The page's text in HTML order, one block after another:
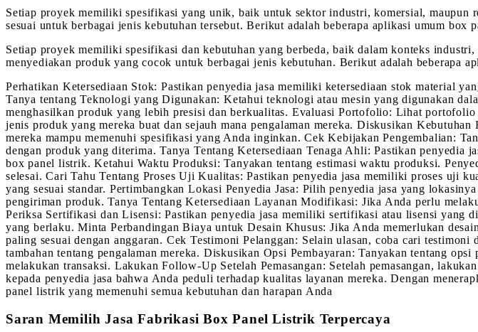
Setiap proyek memiliki spesifikasi yang unik, baik untuk sektor industri, komersial,
sesuai untuk berbagai jenis kebutuhan tersebut. Berikut adalah beberapa aplikasi umum box
Setiap proyek memiliki spesifikasi dan kebutuhan yang berbeda, baik dalam konteks
menyediakan produk yang cocok untuk berbagai jenis kebutuhan. Berikut adalah beberapa
Perhatikan Ketersediaan Stok: Pastikan penyedia jasa memiliki ketersediaan stok material
Tanya tentang Teknologi yang Digunakan: Ketahui teknologi atau mesin yang digunakan
menghasilkan produk yang lebih presisi dan berkualitas. Evaluasi Portofolio: Lihat
jenis produk yang mereka buat dan sejauh mana pengalaman mereka. Diskusikan
mereka mampu memenuhi spesifikasi yang Anda inginkan. Cek Kebijakan Pengembalian:
dengan produk yang diterima. Tanya Tentang Ketersediaan Tenaga Ahli: Pastikan penyedia
box panel listrik. Ketahui Waktu Produksi: Tanyakan tentang estimasi waktu produksi.
selesai. Cari Tahu Tentang Proses Uji Kualitas: Pastikan penyedia jasa memiliki proses uji
yang sesuai standar. Pertimbangkan Lokasi Penyedia Jasa: Pilih penyedia jasa yang
pengiriman produk. Tanya Tentang Ketersediaan Layanan Modifikasi: Jika Anda perlu
Periksa Sertifikasi dan Lisensi: Pastikan penyedia jasa memiliki sertifikasi atau lisensi
yang berlaku. Minta Perbandingan Biaya untuk Desain Khusus: Jika Anda memerlukan
paling sesuai dengan anggaran. Cek Testimoni Pelanggan: Selain ulasan, coba cari
tambahan tentang pengalaman mereka. Diskusikan Opsi Pembayaran: Tanyakan tentang
melakukan transaksi. Lakukan Follow-Up Setelah Pemasangan: Setelah pemasangan,
kepada penyedia jasa bahwa Anda peduli terhadap kualitas layanan mereka. Dengan
panel listrik yang memenuhi semua kebutuhan dan harapan Anda
Saran Memilih Jasa Fabrikasi Box Panel Listrik Terpercaya